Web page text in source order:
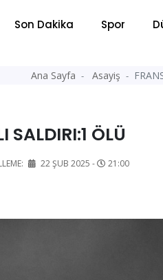
Son Dakika Spor
Ana Sayfa Asayiş
SALDIRI:1 ÖLÜ
22 ŞUB 2025 - 21:00